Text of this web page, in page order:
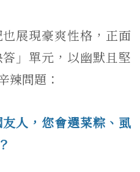
展現豪爽性格，正面
」單元，以幽默且堅
辣問題：
人，您會選菜粽、虱